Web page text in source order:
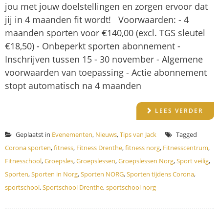
jou met jouw doelstellingen en zorgen ervoor dat
jij in 4 maanden fit wordt! Voorwaarden: - 4
maanden sporten voor €140,00 (excl. TGS sleutel
€18,50) - Onbeperkt sporten abonnement -
Inschrijven tussen 15 - 30 november - Algemene
voorwaarden van toepassing - Actie abonnement
stopt automatisch na 4 maanden
LEES VERDER
Geplaatst in Evenementen, Nieuws,Tips van Jack
Tagged
Corona sporten,fitness, Fitness Drenthe,fitness norg, Fitnesscentrum,
Fitnesschool,Groepsles,Groepslessen,Groepslessen Norg,Sport veilig,
Sporten,Sporten in Norg,Sporten NORG,Sporten tijdens Corona,
sportschool,Sportschool Drenthe,sportschool norg